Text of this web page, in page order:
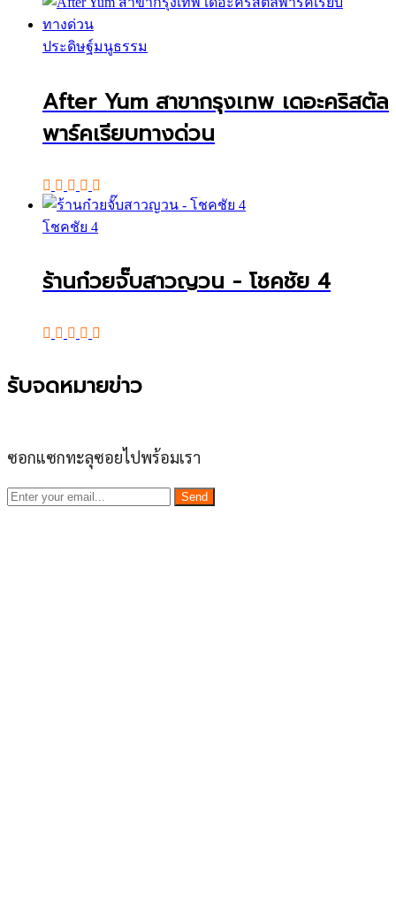
ประดิษฐ์มนูธรรม
After Yum สาขากรุงเทพ เดอะคริสตัล
พาร์คเรียบทางด่วน
โชคชัย 4
ร้านก๋วยจั๊บสาวญวน - โชคชัย 4
รับจดหมายข่าว
ซอกแซกทะลุซอยไปพร้อมเรา
Send